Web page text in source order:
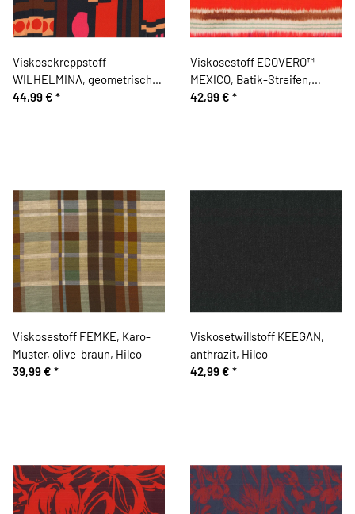
Viskosekreppstoff
WILHELMINA, geometrisches
Muster, fuchsia, Hilco
44,99 € *
Viskosestoff ECOVERO™
MEXICO, Batik-Streifen,
fuchsia-flaschengrün, Hilco
42,99 € *
Viskosestoff FEMKE, Karo-
Muster, olive-braun, Hilco
39,99 € *
Viskosetwillstoff KEEGAN,
anthrazit, Hilco
42,99 € *